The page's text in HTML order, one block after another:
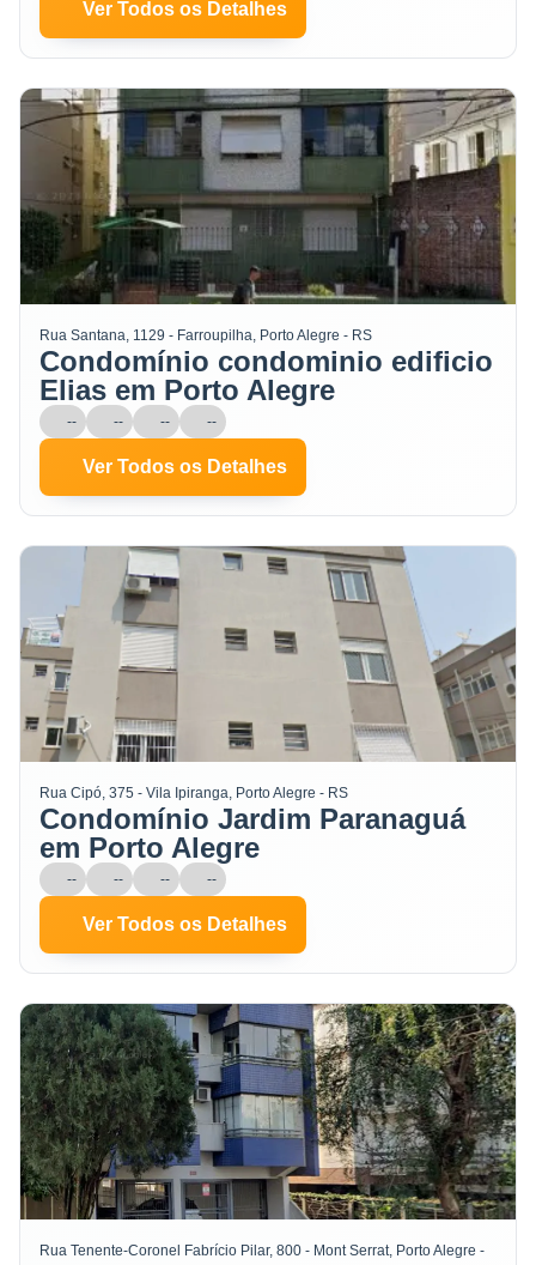
Ver Todos os Detalhes
Rua Santana, 1129 - Farroupilha, Porto Alegre - RS
Condomínio condominio edificio
Elias em Porto Alegre
-- -- -- --
Ver Todos os Detalhes
Rua Cipó, 375 - Vila Ipiranga, Porto Alegre - RS
Condomínio Jardim Paranaguá
em Porto Alegre
-- -- -- --
Ver Todos os Detalhes
Rua Tenente-Coronel Fabrício Pilar, 800 - Mont Serrat, Porto Alegre -